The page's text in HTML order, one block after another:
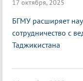
17 октября, 2025
БГМУ расширяет
сотрудничество с
Таджикистана